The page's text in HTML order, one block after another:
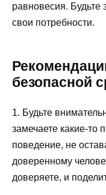
равновесия. Будьте
свои потребности.
безопасной
1. Будьте
замечаете какие-то
поведение, не
доверенному
доверяете, и